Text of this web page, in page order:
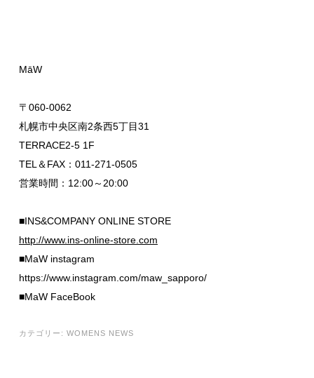
MāW
〒060-0062
札幌市中央区南2条西5丁目31
TERRACE2-5 1F
TEL＆FAX：011-271-0505
営業時間：12:00～20:00
■INS&COMPANY ONLINE STORE
http://www.ins-online-store.com
■MaW instagram
https://www.instagram.com/maw_sapporo/
■MaW FaceBook
カテゴリー: WOMENS NEWS